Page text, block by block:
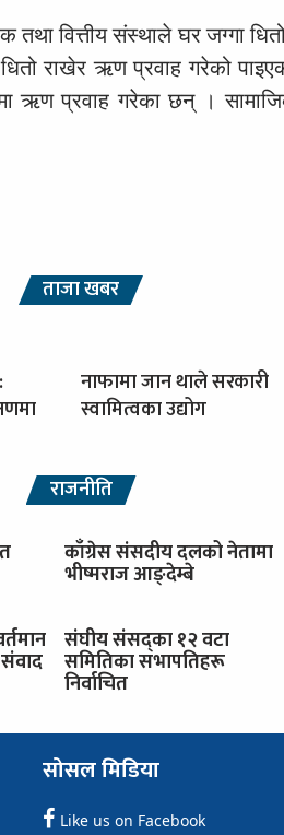
वित्तीय संस्थाले घर जग्गा
राखेर ऋण प्रवाह गरेको
ऋण प्रवाह गरेका छन् ।
ताजा खबर
नाफामा जान थाले सरकारी
स्वामित्वका उद्योग
राजनीति
काँग्रेस संसदीय दलको नेतामा
भीष्मराज आङ्देम्बे
संघीय संसद्का १२ वटा
समितिका सभापतिहरू
निर्वाचित
सोसल मिडिया
Like us on Facebook